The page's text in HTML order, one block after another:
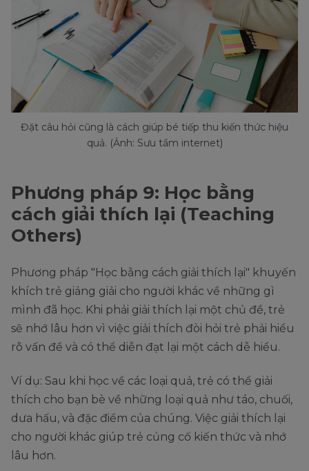
Đặt câu hỏi cũng là cách giúp bé tiếp thu kiến thức hiệu
quả. (Ảnh: Sưu tầm internet)
Phương pháp 9: Học bằng
cách giải thích lại (Teaching
Others)
Phương pháp "Học bằng cách giải thích lại" khuyến
khích trẻ giảng giải cho người khác về những gì
mình đã học. Khi phải giải thích lại một chủ đề, trẻ
sẽ nhớ lâu hơn vì việc giải thích đòi hỏi trẻ phải hiểu
rõ vấn đề và có thể diễn đạt lại một cách dễ hiểu.
Ví dụ: Sau khi học về các loại quả, trẻ có thể giải
thích cho bạn bè về những loại quả như táo, chuối,
dưa hấu, và đặc điểm của chúng. Việc giải thích lại
cho người khác giúp trẻ củng cố kiến thức và nhớ
lâu hơn.